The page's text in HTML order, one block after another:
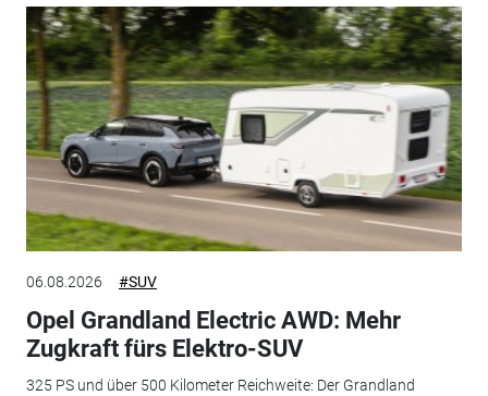
06.08.2026 #SUV
Opel Grandland Electric AWD: Mehr
Zugkraft fürs Elektro-SUV
325 PS und über 500 Kilometer Reichweite: Der Grandland